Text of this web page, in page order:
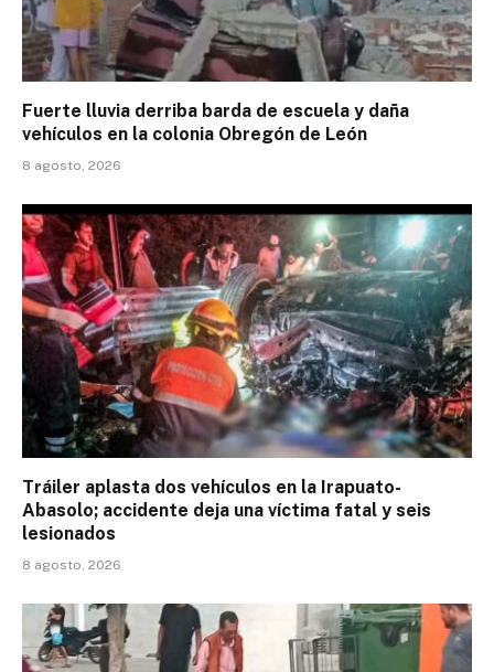
Fuerte lluvia derriba barda de escuela y daña
vehículos en la colonia Obregón de León
8 agosto, 2026
Tráiler aplasta dos vehículos en la Irapuato-
Abasolo; accidente deja una víctima fatal y seis
lesionados
8 agosto, 2026